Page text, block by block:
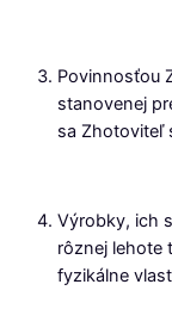
Povinnosťou
stanovenej
sa Zhotoviteľ
Výrobky, ich
rôznej lehote
fyzikálne